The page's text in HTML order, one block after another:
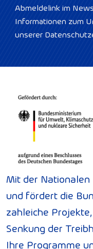
Abmeldelink im
Informationen zum
unserer
Mit der
und fördert die
zahleiche
Senkung der
Ihre Programme